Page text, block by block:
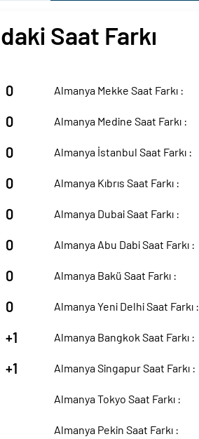
Saat Farkı
0
0
0
0
0
0
0
0
+1
+1
Almanya Mekke Saat Farkı :
Almanya Medine Saat Farkı :
Almanya İstanbul Saat Farkı :
Almanya Kıbrıs Saat Farkı :
Almanya Dubai Saat Farkı :
Almanya Abu Dabi Saat Farkı :
Almanya Bakü Saat Farkı :
Almanya Yeni Delhi Saat Farkı :
Almanya Bangkok Saat Farkı :
Almanya Singapur Saat Farkı :
Almanya Tokyo Saat Farkı :
Almanya Pekin Saat Farkı :